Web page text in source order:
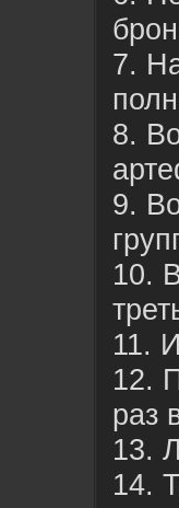
7.
8.
9.
10.
11.
12.
раз
13.
14.